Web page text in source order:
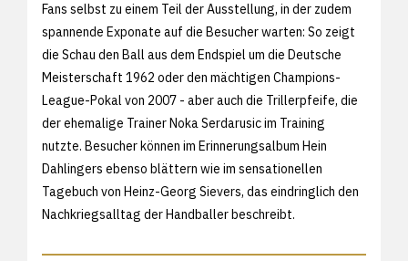
Fans selbst zu einem Teil der Ausstellung, in der zudem
spannende Exponate auf die Besucher warten: So zeigt
die Schau den Ball aus dem Endspiel um die Deutsche
Meisterschaft 1962 oder den mächtigen Champions-
League-Pokal von 2007 - aber auch die Trillerpfeife, die
der ehemalige Trainer Noka Serdarusic im Training
nutzte. Besucher können im Erinnerungsalbum Hein
Dahlingers ebenso blättern wie im sensationellen
Tagebuch von Heinz-Georg Sievers, das eindringlich den
Nachkriegsalltag der Handballer beschreibt.